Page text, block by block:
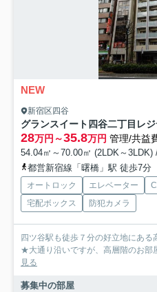
NEW
新宿区四谷
グランスイート四谷二丁目レ
28万円～35.8万円 管理/共益
54.04㎡～70.00㎡ (2LDK～3LDK)
都営新宿線「曙橋」駅 徒歩7分
オートロック エレベーター
宅配ボックス
防犯カメラ
四ツ谷駅も徒歩７分の好立地にあ
★大通り沿いですが、高層階のお部
見る
募集中の部屋